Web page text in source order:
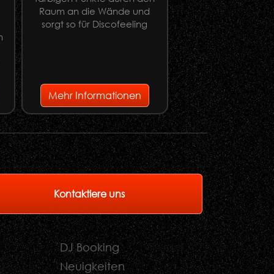
Raum an die Wände und
sorgt so für Discofeeling
Mehr Informationen
Apestick
Mehr
Kontaktiere uns
DJ Booking
Neuigkeiten